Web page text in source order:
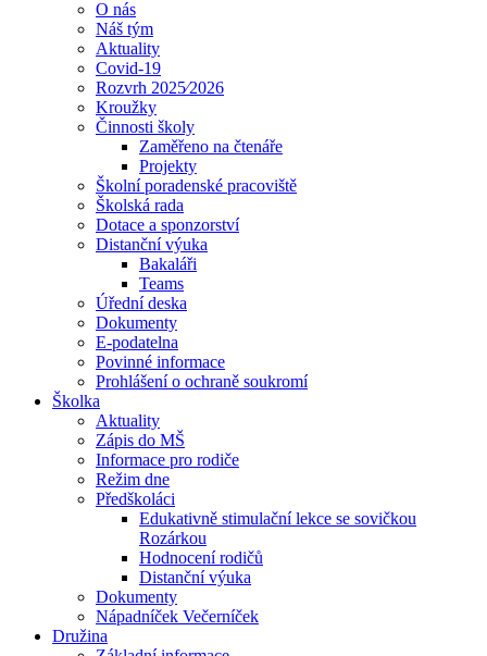
O nás
Náš tým
Aktuality
Covid-19
Rozvrh 2025⁄2026
Kroužky
Činnosti školy
Zaměřeno na čtenáře
Projekty
Školní poradenské pracoviště
Školská rada
Dotace a sponzorství
Distanční výuka
Bakaláři
Teams
Úřední deska
Dokumenty
E-podatelna
Povinné informace
Prohlášení o ochraně soukromí
Školka
Aktuality
Zápis do MŠ
Informace pro rodiče
Režim dne
Předškoláci
Edukativně stimulační lekce se sovičkou
Rozárkou
Hodnocení rodičů
Distanční výuka
Dokumenty
Nápadníček Večerníček
Družina